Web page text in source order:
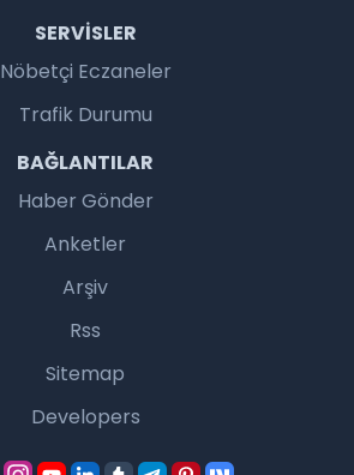
SERVISLER
Nöbetçi Eczaneler
Trafik Durumu
BAĞLANTILAR
Haber Gönder
Anketler
Arşiv
Rss
Sitemap
Developers